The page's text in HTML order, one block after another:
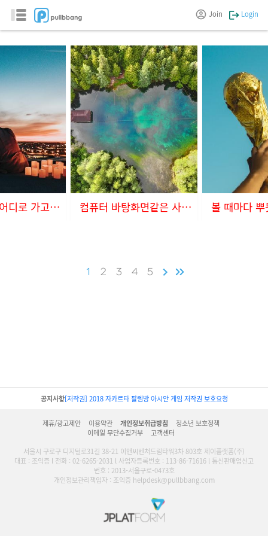
Join Login
신혼여행은 어디로 가고싶으세요? 컴퓨터 바탕화면같은 사진들
1 2 3 4 5
공지사항[저작권] 2018 자카르타 팔렘방 아시안 게임 저작권 보호요청
제휴/광고제안 이용약관 개인정보취급방침
청소년 보호정책
이메일 무단수집거부
고객센터
서울시 구로구 디지털로31길 38-21 이앤씨벤처드림타워3차 803호 제이플랫폼(주)
대표 : 조익증 l 전화 : 02-6265-2031 l 사업자등록번호 : 113-86-71616 l 통신판매업신고
번호 : 2013-서울구로-0473호
개인정보관리책임자 : 조익증 helpdesk@pullbbang.com